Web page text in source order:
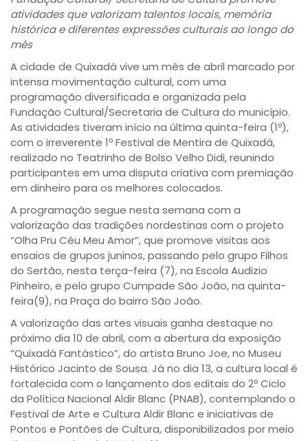
atividades que valorizam talentos locais, memória
histórica e diferentes expressões culturais ao longo do
mês
A cidade de Quixadá vive um mês de abril marcado por
intensa movimentação cultural, com uma
programação diversificada e organizada pela
Fundação Cultural/Secretaria de Cultura do município.
As atividades tiveram início na última quinta-feira (1º),
com o irreverente 1º Festival de Mentira de Quixadá,
realizado no Teatrinho de Bolso Velho Didi, reunindo
participantes em uma disputa criativa com premiação
em dinheiro para os melhores colocados.
A programação segue nesta semana com a
valorização das tradições nordestinas com o projeto
“Olha Pru Céu Meu Amor”, que promove visitas aos
ensaios de grupos juninos, passando pelo grupo Filhos
do Sertão, nesta terça-feira (7), na Escola Audizio
Pinheiro, e pelo grupo Cumpade São João, na quinta-
feira(9), na Praça do bairro São João.
A valorização das artes visuais ganha destaque no
próximo dia 10 de abril, com a abertura da exposição
“Quixadá Fantástico”, do artista Bruno Joe, no Museu
Histórico Jacinto de Sousa. Já no dia 13, a cultura local é
fortalecida com o lançamento dos editais do 2º Ciclo
da Política Nacional Aldir Blanc (PNAB), contemplando o
Festival de Arte e Cultura Aldir Blanc e iniciativas de
Pontos e Pontões de Cultura, disponibilizados por meio